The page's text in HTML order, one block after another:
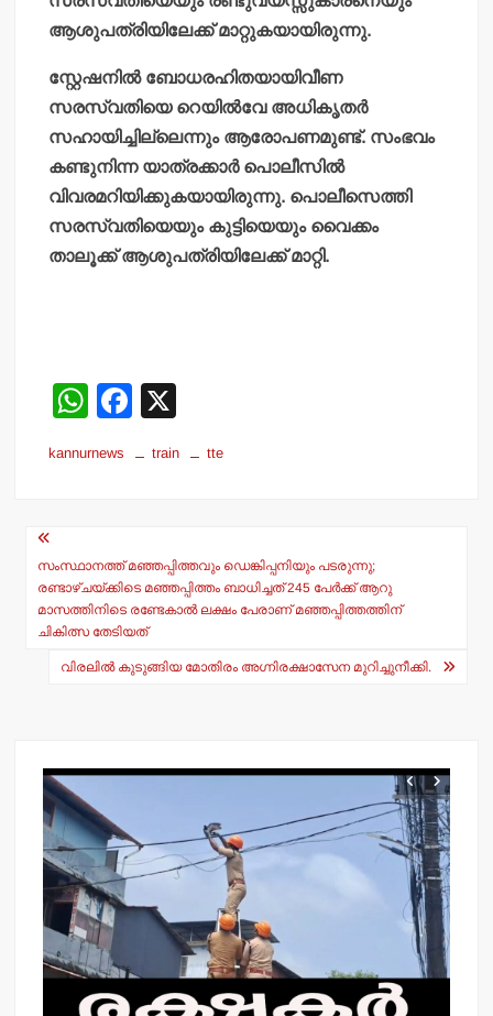
ആശുപത്രിയിലേക്ക് മാറ്റുകയായിരുന്നു.
സ്റ്റേഷനില്‍ ബോധരഹിതയായിവീണ
സരസ്വതിയെ റെയില്‍വേ അധികൃതര്‍
സഹായിച്ചില്ലെന്നും ആരോപണമുണ്ട്. സംഭവം
കണ്ടുനിന്ന യാത്രക്കാര്‍ പൊലീസില്‍
വിവരമറിയിക്കുകയായിരുന്നു. പൊലീസെത്തി
സരസ്വതിയെയും കുട്ടിയെയും വൈക്കം
താലൂക്ക് ആശുപത്രിയിലേക്ക് മാറ്റി.
W
at
p
p
F
c
o
o
k
kannurnews train tte
Post
navigation
സംസ്ഥാനത്ത് മഞ്ഞപ്പിത്തവും ഡെങ്കിപ്പനിയും പടരുന്നു;
രണ്ടാഴ്ചയ്ക്കിടെ മഞ്ഞപ്പിത്തം ബാധിച്ചത് 245 പേര്‍ക്ക് ആറു
മാസത്തിനിടെ രണ്ടേകാല്‍ ലക്ഷം പേരാണ് മഞ്ഞപ്പിത്തത്തിന്
ചികിത്സ തേടിയത്
വിരലില്‍ കുടുങ്ങിയ മോതിരം അഗ്നിരക്ഷാസേന മുറിച്ചുനീക്കി.